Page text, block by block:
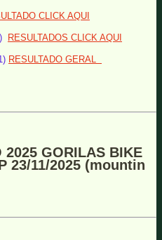
CLICK AQUI
RESULTADOS CLICK AQUI
RESULTADO GERAL
2025 GORILAS BIKE
23/11/2025 (mountin